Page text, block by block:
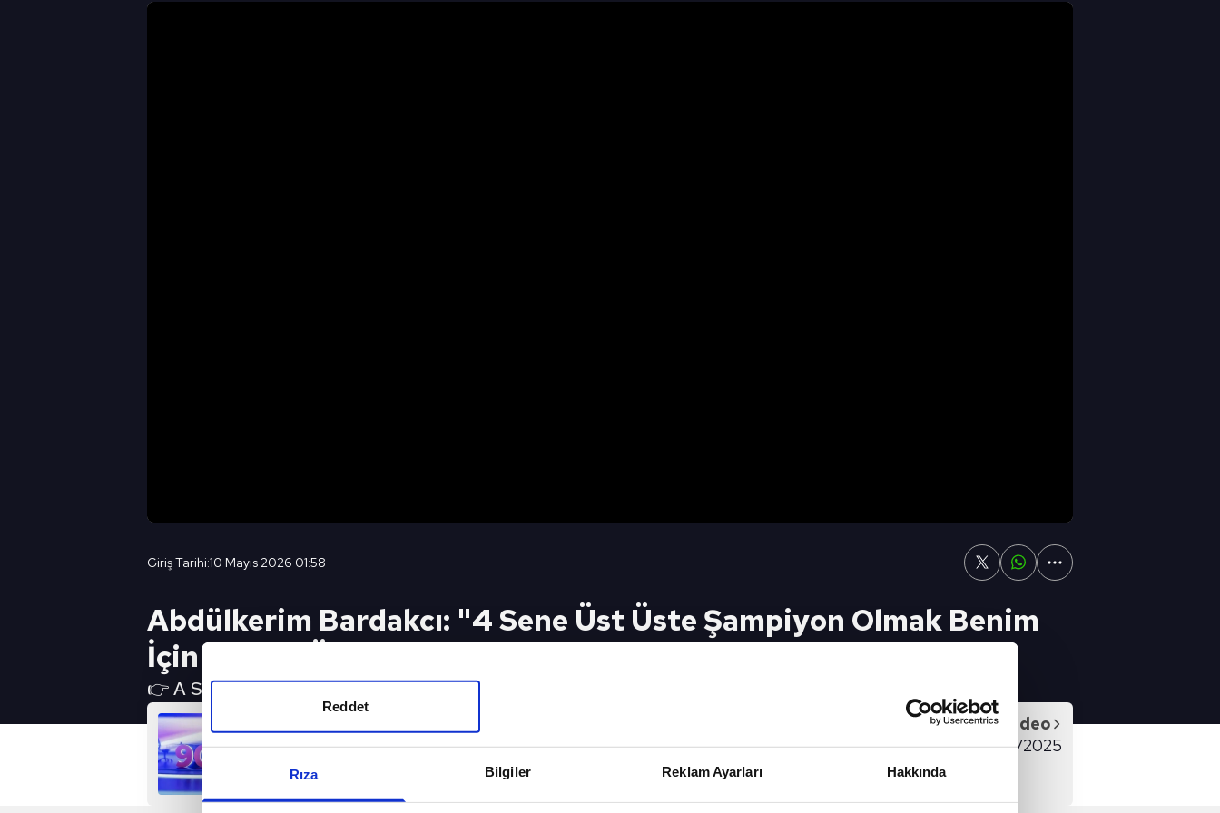
Rıza Bilgiler Reklam Ayarları Hakkında
Reddet
Giriş Tarihi:10 Mayıs 2026 01:58
Abdülkerim Bardakcı: "4 Sene Üst Üste Şampiyon Olmak Benim
İçin de Çok Özel Oldu!"
👉 A SPOR YouTube Canlı Yayın İçin Tıkla
Sonraki Video
90+1 - FULL BÖLÜM - 17/02/2025